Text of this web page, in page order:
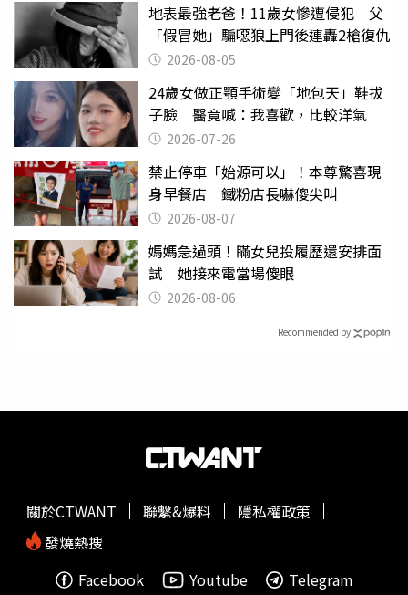
地表最強老爸！11歲女慘遭侵犯 父
「假冒她」騙噁狼上門後連轟2槍復仇
2026-08-05
24歲女做正顎手術變「地包天」鞋拔
子臉 醫竟喊：我喜歡，比較洋氣
2026-07-26
禁止停車「始源可以」！本尊驚喜現
身早餐店 鐵粉店長嚇傻尖叫
2026-08-07
媽媽急過頭！瞞女兒投履歷還安排面
試 她接來電當場傻眼
2026-08-06
Recommended by
關於CTWANT 聯繫&爆料
隱私權政策
發燒熱搜
Facebook
Youtube Telegram